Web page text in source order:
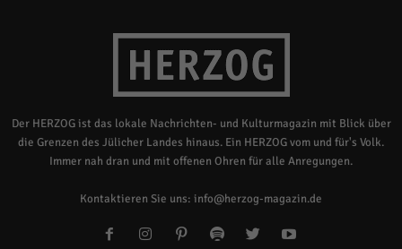
Der HERZOG ist das lokale Nachrichten- und Kulturmagazin mit Blick über
die Grenzen des Jülicher Landes hinaus. Ein HERZOG vom und für's Volk.
Immer nah dran und mit offenen Ohren für alle Anregungen.
Kontaktieren Sie uns: info@herzog-magazin.de